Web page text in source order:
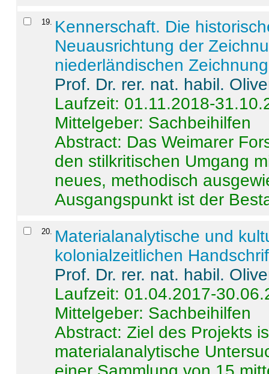
19
Kennerschaft. Die
Neuausrichtung der
niederländischen
Prof. Dr. rer. nat. habil.
Laufzeit: 01.11.2018-
Mittelgeber: Sachbeihilfen
Abstract: Das Weimarer
den stilkritischen Umgang
neues, methodisch
Ausgangspunkt ist der
20
Materialanalytische und
kolonialzeitlichen
Prof. Dr. rer. nat. habil.
Laufzeit: 01.04.2017-
Mittelgeber: Sachbeihilfen
Abstract:Ziel des Projekts
materialanalytische